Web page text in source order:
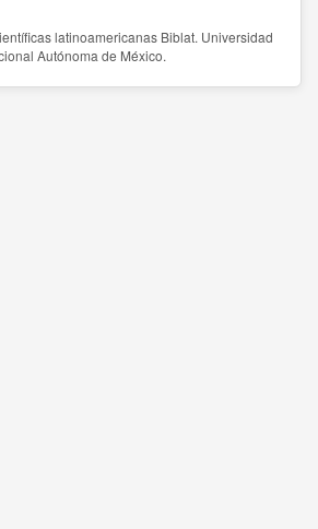
latinoamericanas Biblat. Universidad
Autónoma de México.